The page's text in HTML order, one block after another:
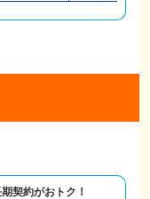
契約がおトク！